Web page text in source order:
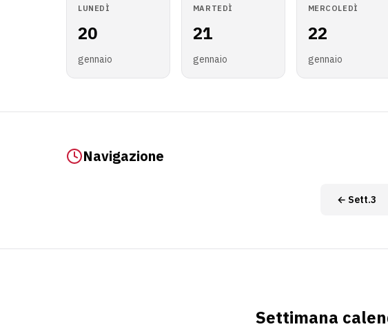
LUNEDÌ
20
gennaio
MARTEDÌ
21
gennaio
MERCOLEDÌ
22
gennaio
Navigazione
← Sett.3
Settimana